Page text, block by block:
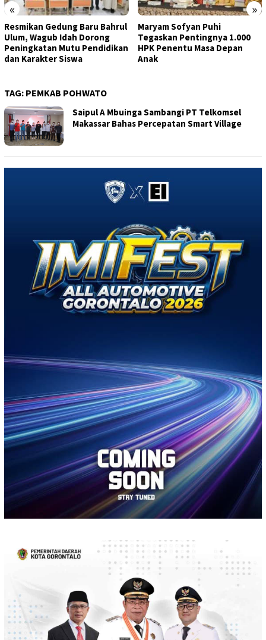
« »
Resmikan Gedung Baru Bahrul
Ulum, Wagub Idah Dorong
Peningkatan Mutu Pendidikan
dan Karakter Siswa
Maryam Sofyan Puhi
Tegaskan Pentingnya 1.000
HPK Penentu Masa Depan
Anak
TAG: PEMKAB POHWATO
Saipul A Mbuinga Sambangi PT Telkomsel
Makassar Bahas Percepatan Smart Village